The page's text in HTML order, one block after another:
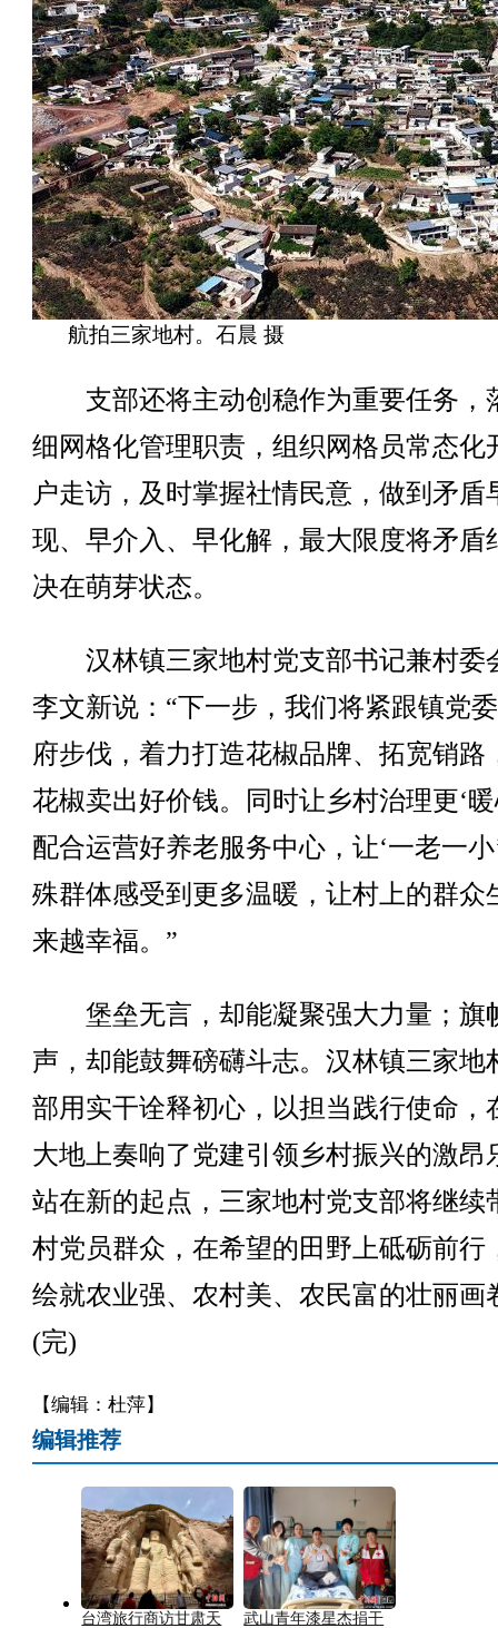
航拍三家地村。石晨 摄
支部还将主动创稳作为重要任务，
细网格化管理职责，组织网格员常态化
户走访，及时掌握社情民意，做到矛盾
现、早介入、早化解，最大限度将矛盾
决在萌芽状态。
汉林镇三家地村党支部书记兼村委
李文新说：“下一步，我们将紧跟镇党
府步伐，着力打造花椒品牌、拓宽销路
花椒卖出好价钱。同时让乡村治理更‘暖
配合运营好养老服务中心，让‘一老一小
殊群体感受到更多温暖，让村上的群众
来越幸福。”
堡垒无言，却能凝聚强大力量；旗
声，却能鼓舞磅礴斗志。汉林镇三家地
部用实干诠释初心，以担当践行使命，
大地上奏响了党建引领乡村振兴的激昂
站在新的起点，三家地村党支部将继续
村党员群众，在希望的田野上砥砺前行
绘就农业强、农村美、农民富的壮丽画
(完)
【编辑：杜萍】
编辑推荐
台湾旅行商访甘肃天
武山青年漆星杰捐干